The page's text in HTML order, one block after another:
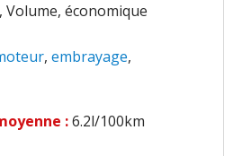
Volume, économique
, embrayage,
:6.2l/100km